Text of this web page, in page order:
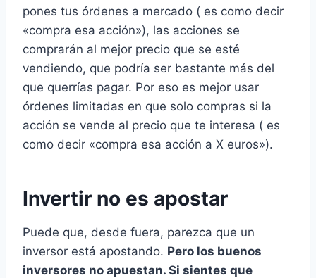
pones tus órdenes a mercado ( es como decir
«compra esa acción»), las acciones se
comprarán al mejor precio que se esté
vendiendo, que podría ser bastante más del
que querrías pagar. Por eso es mejor usar
órdenes limitadas en que solo compras si la
acción se vende al precio que te interesa ( es
como decir «compra esa acción a X euros»).
Invertir no es apostar
Puede que, desde fuera, parezca que un
inversor está apostando. Pero los buenos
inversores no apuestan. Si sientes que